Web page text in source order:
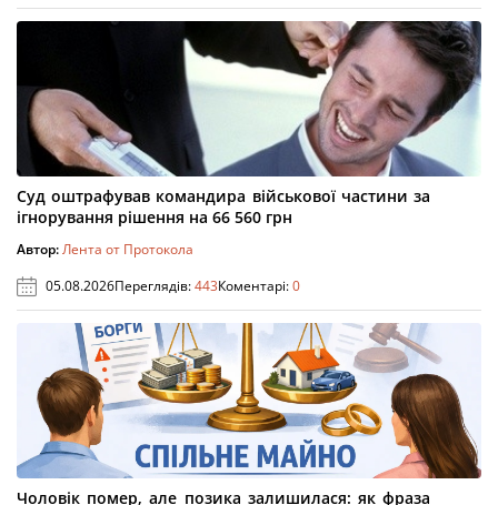
Суд оштрафував командира військової частини за
ігнорування рішення на 66 560 грн
Автор:Лента от Протокола
05.08.2026Переглядів:443Коментарі:0
Чоловік помер, але позика залишилася: як фраза